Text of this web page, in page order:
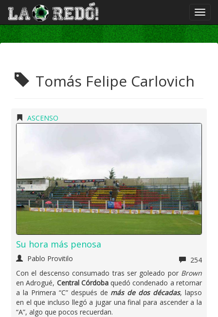
Tomás Felipe Carlovich
ASCENSO
Su hora más penosa
Pablo Provitilo
254
Con el descenso consumado tras ser goleado por Brown
en Adrogué, Central Córdobaquedó condenado a retornar
a la Primera “C” después de más de dos décadas, lapso
en el que incluso llegó a jugar una final para ascender a la
“A”, algo que pocos recuerdan.